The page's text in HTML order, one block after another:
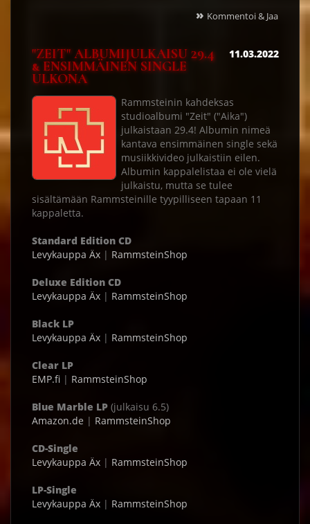
» Kommentoi & Jaa
"ZEIT" ALBUMIJULKAISU 29.4
& ENSIMMÄINEN SINGLE
ULKONA
11.03.2022
Rammsteinin kahdeksas
studioalbumi "Zeit" ("Aika")
julkaistaan 29.4! Albumin nimeä
kantava ensimmäinen single sekä
musiikkivideo julkaistiin eilen.
Albumin kappalelistaa ei ole vielä
julkaistu, mutta se tulee
sisältämään Rammsteinille tyypilliseen tapaan 11
kappaletta.
Standard Edition CD
Levykauppa Äx | RammsteinShop
Deluxe Edition CD
Levykauppa Äx | RammsteinShop
Black LP
Levykauppa Äx | RammsteinShop
Clear LP
EMP.fi | RammsteinShop
Blue Marble LP (julkaisu 6.5)
Amazon.de | RammsteinShop
CD-Single
Levykauppa Äx | RammsteinShop
LP-Single
Levykauppa Äx | RammsteinShop